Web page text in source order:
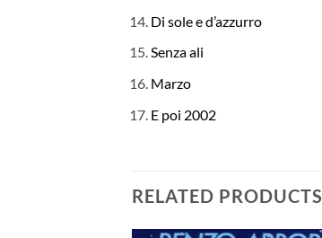
Di sole e d’azzurro
Senza ali
Marzo
E poi 2002
RELATED PRODUCTS